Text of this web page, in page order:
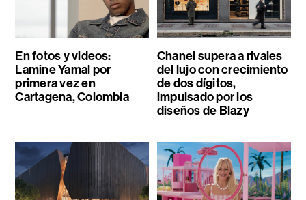
En fotos y videos:
Lamine Yamal por
primera vez en
Cartagena, Colombia
Chanel supera a rivales
del lujo con crecimiento
de dos dígitos,
impulsado por los
diseños de Blazy